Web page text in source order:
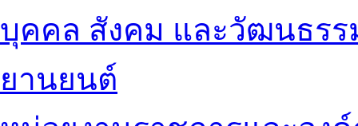
บุคคล สังคม และวัฒนธรร
ยานยนต์